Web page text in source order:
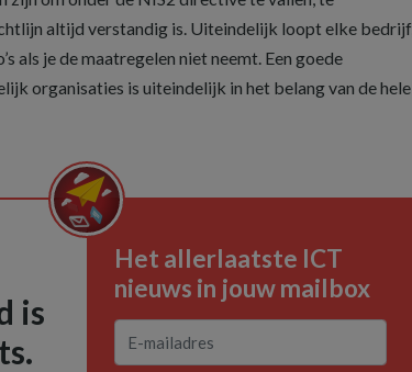
altijd verstandig is. Uiteindelijk loopt elke bedrijf,
als je de maatregelen niet neemt. Een goede
organisaties is uiteindelijk in het belang van de hele
is
Het allerlaatste ICT
nieuws in jouw mailbox